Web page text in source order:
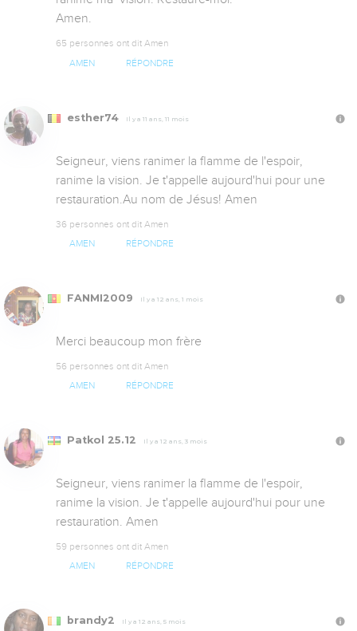
Amen.
65 personnes ont dit Amen
AMEN RÉPONDRE
esther74 Il y a 11 ans, 11 mois
Seigneur, viens ranimer la flamme de l'espoir,
ranime la vision. Je t'appelle aujourd'hui pour une
restauration.Au nom de Jésus! Amen
36 personnes ont dit Amen
AMEN RÉPONDRE
FANMI2009 Il y a 12 ans, 1 mois
Merci beaucoup mon frère
56 personnes ont dit Amen
AMEN RÉPONDRE
Patkol 25.12 Il y a 12 ans, 3 mois
Seigneur, viens ranimer la flamme de l'espoir,
ranime la vision. Je t'appelle aujourd'hui pour une
restauration. Amen
59 personnes ont dit Amen
AMEN RÉPONDRE
brandy2 Il y a 12 ans, 5 mois